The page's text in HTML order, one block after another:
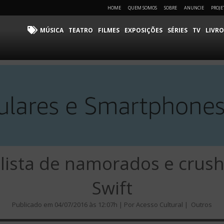
HOME QUEM SOMOS SOBRE ANUNCIE
MÚSICA TEATRO FILMES EXPOSIÇÕES SÉRIES TV
de namorados e
Swift
Publicado em 04/07/2016 às 12:07h | Por Acesso Cultural | Outros